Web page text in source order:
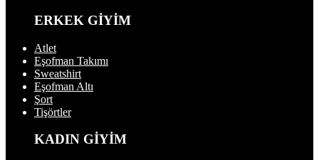
ERKEK GİYİM
Atlet
Eşofman Takımı
Sweatshirt
Eşofman Altı
Şort
Tişörtler
KADIN GİYİM